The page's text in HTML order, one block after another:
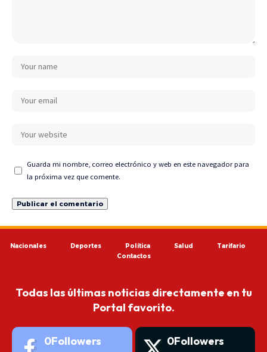
Guarda mi nombre, correo electrónico y web en este navegador para
la próxima vez que comente.
Nacionales Deportes Política Salud
Tarifario
Contactos
Todas las últimas noticias directamente en tu
Portal favorito.
0Followers 0Followers